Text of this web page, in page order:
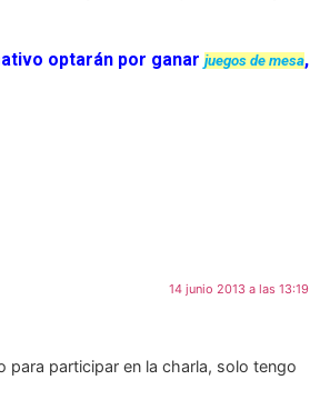
optarán por ganar juegos de mesa,
14 junio 2013 a las 13:19
participar en la charla, solo tengo